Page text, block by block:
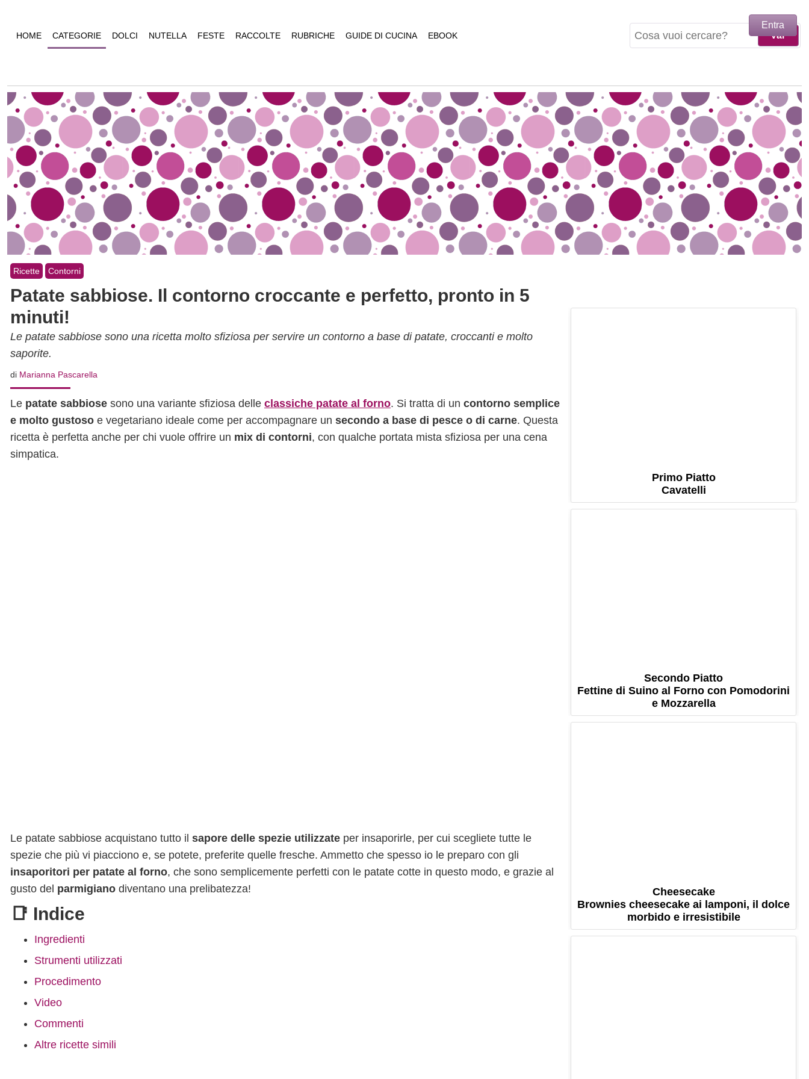
HOME CATEGORIE DOLCI NUTELLA FESTE RACCOLTE RUBRICHE GUIDE DI CUCINA EBOOK
Ricette Contorni
Patate sabbiose. Il contorno croccante e perfetto, pronto in 5
minuti!
Le patate sabbiose sono una ricetta molto sfiziosa per servire un contorno a base di patate, croccanti e molto
saporite.
di Marianna Pascarella
Le patate sabbiose sono una variante sfiziosa delle classiche patate al forno. Si tratta di un contorno semplice
e molto gustoso e vegetariano ideale come per accompagnare un secondo a base di pesce o di carne. Questa
ricetta è perfetta anche per chi vuole offrire un mix di contorni, con qualche portata mista sfiziosa per una cena
simpatica.
Le patate sabbiose acquistano tutto il sapore delle spezie utilizzate per insaporirle, per cui scegliete tutte le
spezie che più vi piacciono e, se potete, preferite quelle fresche. Ammetto che spesso io le preparo con gli
insaporitori per patate al forno, che sono semplicemente perfetti con le patate cotte in questo modo, e grazie al
gusto del parmigiano diventano una prelibatezza!
📑 Indice
Ingredienti
Strumenti utilizzati
Procedimento
Video
Commenti
Altre ricette simili
Primo Piatto
Cavatelli
Secondo Piatto
Fettine di Suino al Forno con Pomodorini
e Mozzarella
Cheesecake
Brownies cheesecake ai lamponi, il dolce
morbido e irresistibile
Entra